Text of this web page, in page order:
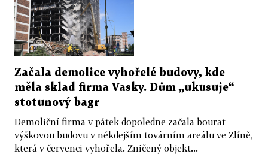
Začala demolice vyhořelé budovy, kde
měla sklad firma Vasky. Dům „ukusuje“
stotunový bagr
Demoliční firma v pátek dopoledne začala bourat
výškovou budovu v někdejším továrním areálu ve Zlíně,
která v červenci vyhořela. Zničený objekt...